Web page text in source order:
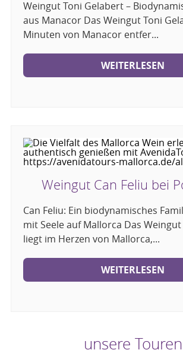
Weingut Toni Gelabert –
aus Manacor Das Weingut Toni
Minuten von Manacor entfer...
WEITERLESEN
Weingut Can Feliu bei
Can Feliu: Ein biodynamisches
mit Seele auf Mallorca Das Weingut
liegt im Herzen von Mallorca,...
WEITERLESEN
unsere Touren